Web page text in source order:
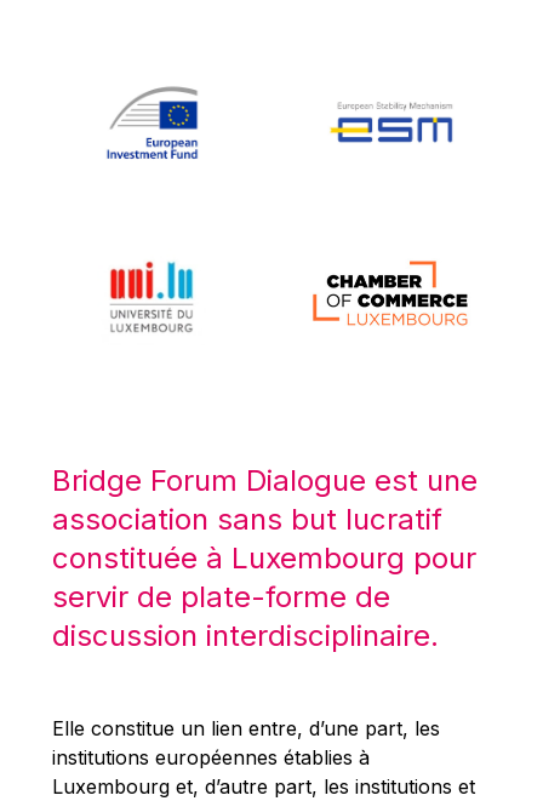
Klaus-Heiner Lehne
Koen LENAERTS
Lars Heikensten
Lucas Papademos
Máire Geoghegan-Quinn
Mario Centeno
Mario Monti
Maroš ŠEFČOVIČ
Martin Bailey
Martine Reicherts
Michael Sohlman
Michel Goedert
Bridge Forum Dialogue est une
association sans but lucratif
constituée à Luxembourg pour
servir de plate-forme de
discussion interdisciplinaire.
Elle constitue un lien entre, d’une part, les
institutions européennes établies à
Luxembourg et, d’autre part, les institutions et